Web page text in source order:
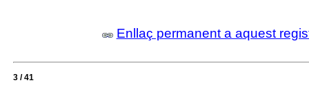
Enllaç permanent a aquest
3 / 41